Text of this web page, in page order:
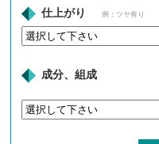
仕上がり 例：ツヤ有り
成分、組成